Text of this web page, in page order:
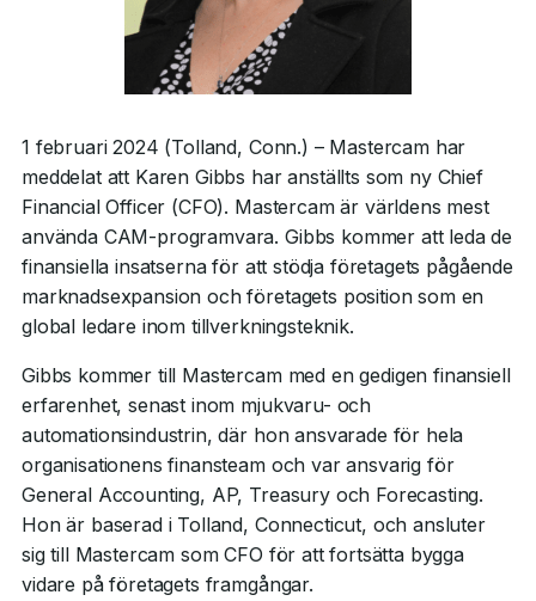
1 februari 2024 (Tolland, Conn.) – Mastercam har
meddelat att Karen Gibbs har anställts som ny Chief
Financial Officer (CFO). Mastercam är världens mest
använda CAM-programvara. Gibbs kommer att leda de
finansiella insatserna för att stödja företagets pågående
marknadsexpansion och företagets position som en
global ledare inom tillverkningsteknik.
Gibbs kommer till Mastercam med en gedigen finansiell
erfarenhet, senast inom mjukvaru- och
automationsindustrin, där hon ansvarade för hela
organisationens finansteam och var ansvarig för
General Accounting, AP, Treasury och Forecasting.
Hon är baserad i Tolland, Connecticut, och ansluter
sig till Mastercam som CFO för att fortsätta bygga
vidare på företagets framgångar.